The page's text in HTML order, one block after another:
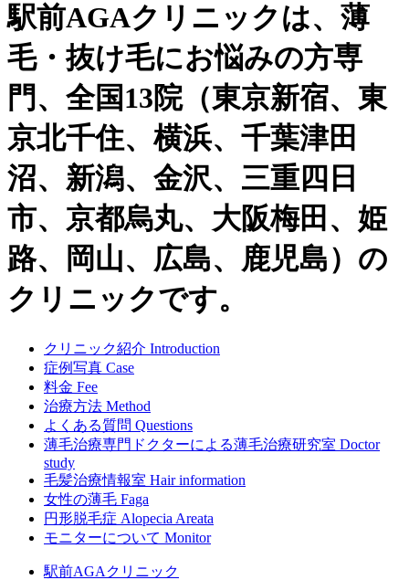
駅前AGAクリニックは、薄
毛・抜け毛にお悩みの方専
門、全国13院（東京新宿、東
京北千住、横浜、千葉津田
沼、新潟、金沢、三重四日
市、京都烏丸、大阪梅田、姫
路、岡山、広島、鹿児島）の
クリニックです。
クリニック紹介 Introduction
症例写真 Case
料金 Fee
治療方法 Method
よくある質問 Questions
薄毛治療専門ドクターによる薄毛治療研究室 Doctor
study
毛髪治療情報室 Hair information
女性の薄毛 Faga
円形脱毛症 Alopecia Areata
モニターについて Monitor
駅前AGAクリニック